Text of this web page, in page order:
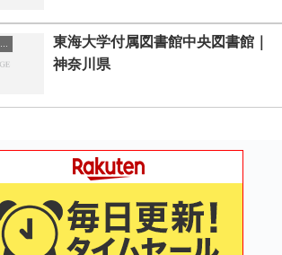
神奈川県の図書館｜勉強できる場所
東海大学付属図書館中央図書館｜
神奈川県